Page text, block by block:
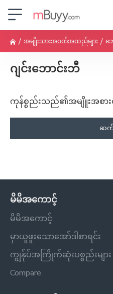
အမျိုးသားအဝတ်အထည်များ ဘ
ဂျင်းဘောင်းဘီ
ကုန်စ္စည်းသည်၏အမျိူးအစာ
ဆ
မိမိအကောင့်
မိမိအကောင့်
မှာယူဖူးသောအော်ဒါစာရင်း
ကျွန်ုပ်အကြိုက်ဆုံးပစ္စည်းများ
Compare